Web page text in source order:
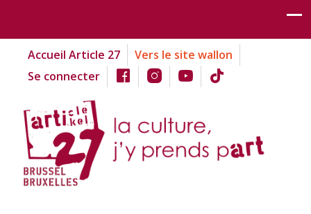
Accueil Article 27
Vers le site wallon
Se connecter